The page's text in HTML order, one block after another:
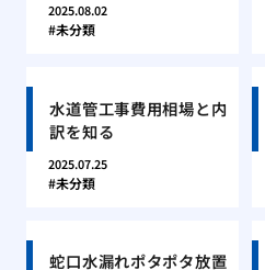
2025.08.02
未分類
水道管工事費用相場と内
訳を知る
2025.07.25
未分類
蛇口水漏れポタポタ放置